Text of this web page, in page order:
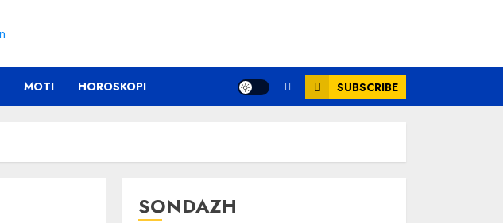
MOTI HOROSKOPI SUBSCRIBE
SONDAZH